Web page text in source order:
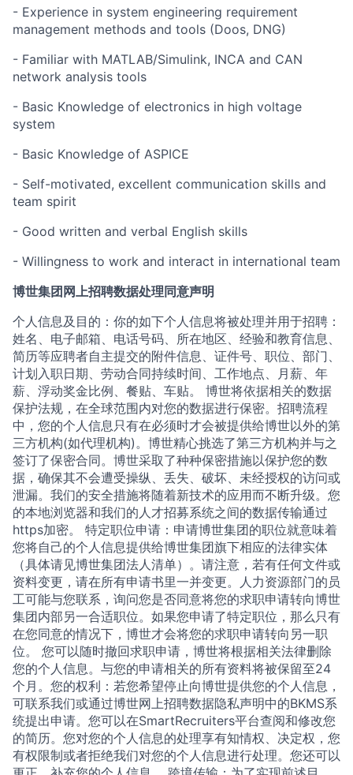
- Experience in system engineering requirement
management methods and tools (Doos, DNG)
- Familiar with MATLAB/Simulink, INCA and CAN
network analysis tools
- Basic Knowledge of electronics in high voltage
system
- Basic Knowledge of ASPICE
- Self-motivated, excellent communication skills and
team spirit
- Good written and verbal English skills
- Willingness to work and interact in international team
博世集团网上招聘数据处理同意声明
个人信息及目的：你的如下个人信息将被处理并用于招聘：
姓名、电子邮箱、电话号码、所在地区、经验和教育信息、
简历等应聘者自主提交的附件信息、证件号、职位、部门、
计划入职日期、劳动合同持续时间、工作地点、月薪、年
薪、浮动奖金比例、餐贴、车贴。 博世将依据相关的数据
保护法规，在全球范围内对您的数据进行保密。招聘流程
中，您的个人信息只有在必须时才会被提供给博世以外的第
三方机构(如代理机构)。博世精心挑选了第三方机构并与之
签订了保密合同。博世采取了种种保密措施以保护您的数
据，确保其不会遭受操纵、丢失、破坏、未经授权的访问或
泄漏。我们的安全措施将随着新技术的应用而不断升级。您
的本地浏览器和我们的人才招募系统之间的数据传输通过
https加密。 特定职位申请：申请博世集团的职位就意味着
您将自己的个人信息提供给博世集团旗下相应的法律实体
（具体请见博世集团法人清单）。请注意，若有任何文件或
资料变更，请在所有申请书里一并变更。人力资源部门的员
工可能与您联系，询问您是否同意将您的求职申请转向博世
集团内部另一合适职位。如果您申请了特定职位，那么只有
在您同意的情况下，博世才会将您的求职申请转向另一职
位。 您可以随时撤回求职申请，博世将根据相关法律删除
您的个人信息。与您的申请相关的所有资料将被保留至24
个月。您的权利：若您希望停止向博世提供您的个人信息，
可联系我们或通过博世网上招聘数据隐私声明中的BKMS系
统提出申请。您可以在SmartRecruiters平台查阅和修改您
的简历。您对您的个人信息的处理享有知情权、决定权，您
有权限制或者拒绝我们对您的个人信息进行处理。您还可以